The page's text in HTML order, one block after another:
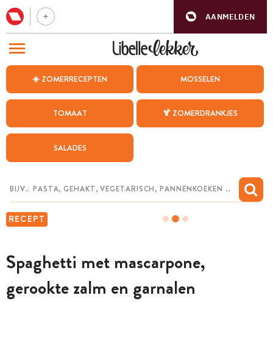
AANMELDEN
☀️ ZOMERRECEPTEN MOSSELEN
TOMAAT 🍹 ZOMERDRANKJES
SALADES
RECEPT
Spaghetti met mascarpone,
gerookte zalm en garnalen
BEZOEK ONZE ANDERE WEBSITES
WEEKMENU
CHAT MET MAIA
MIJN BEWAARDE RECEPTEN